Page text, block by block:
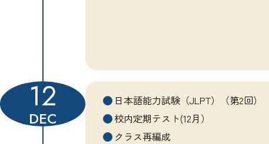
12
DEC
日本語能力試験（JLPT）（第2回）
校内定期テスト(12月）
クラス再編成